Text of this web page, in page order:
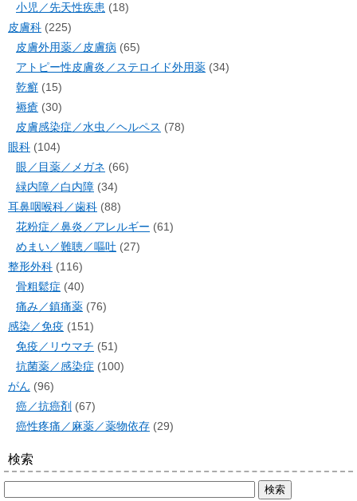
小児／先天性疾患 (18)
皮膚科 (225)
皮膚外用薬／皮膚病 (65)
アトピー性皮膚炎／ステロイド外用薬 (34)
乾癬 (15)
褥瘡 (30)
皮膚感染症／水虫／ヘルペス (78)
眼科 (104)
眼／目薬／メガネ (66)
緑内障／白内障 (34)
耳鼻咽喉科／歯科 (88)
花粉症／鼻炎／アレルギー (61)
めまい／難聴／嘔吐 (27)
整形外科 (116)
骨粗鬆症 (40)
痛み／鎮痛薬 (76)
感染／免疫 (151)
免疫／リウマチ (51)
抗菌薬／感染症 (100)
がん (96)
癌／抗癌剤 (67)
癌性疼痛／麻薬／薬物依存 (29)
検索